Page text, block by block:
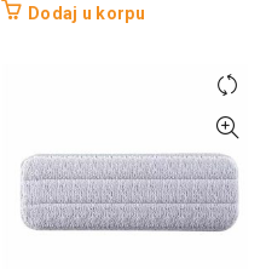
Dodaj u korpu